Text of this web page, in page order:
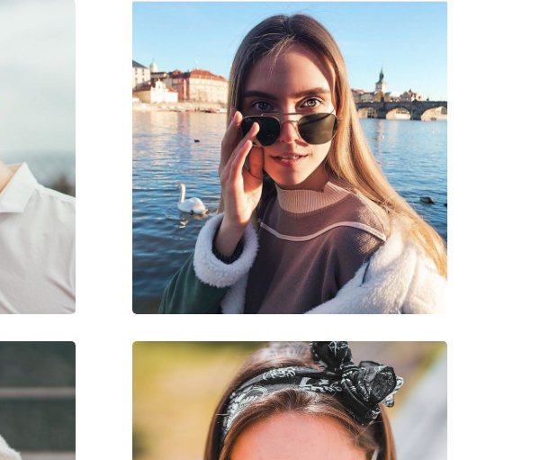
Ναι
Γυαλιά Ηλίου Επώνυμες Μάρκες
Carrera
Μόδα
Grand Prix 2 T4M/90 64